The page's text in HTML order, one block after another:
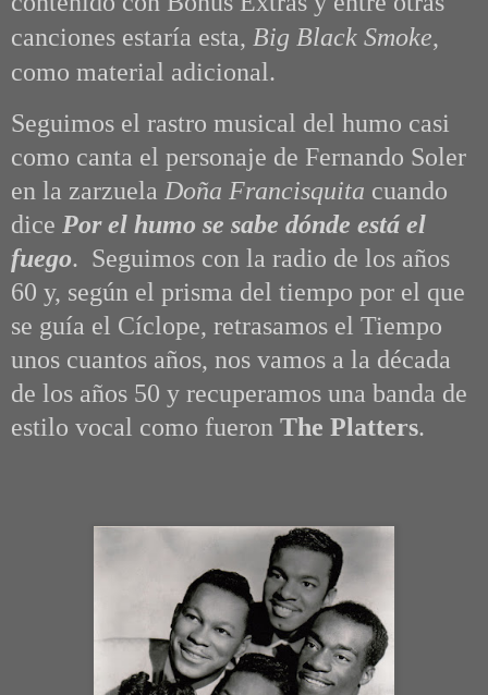
canciones estaría esta, Big Black Smoke,
como material adicional.
Seguimos el rastro musical del humo casi
como canta el personaje de Fernando Soler
en la zarzuela Doña Francisquita cuando
dice Por el humo se sabe dónde está el
fuego. Seguimos con la radio de los años
60 y, según el prisma del tiempo por el que
se guía el Cíclope, retrasamos el Tiempo
unos cuantos años, nos vamos a la década
de los años 50 y recuperamos una banda de
estilo vocal como fueron The Platters.